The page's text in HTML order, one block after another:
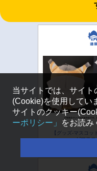
【グッズ-マスコ
ーゼマス
当サイトでは、サイ
(Cookie)を使用してい
サイトのクッキー
ーポリシー」
をお読み